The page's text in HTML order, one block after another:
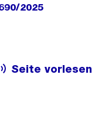
2025
Seite vorlesen